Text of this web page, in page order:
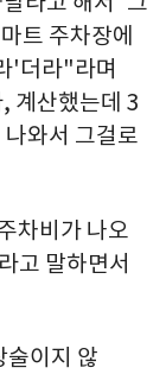
트 주차장에
'더라"라며
계산했는데 3
와서 그걸로
차비가 나오
고 말하면서
술이지 않